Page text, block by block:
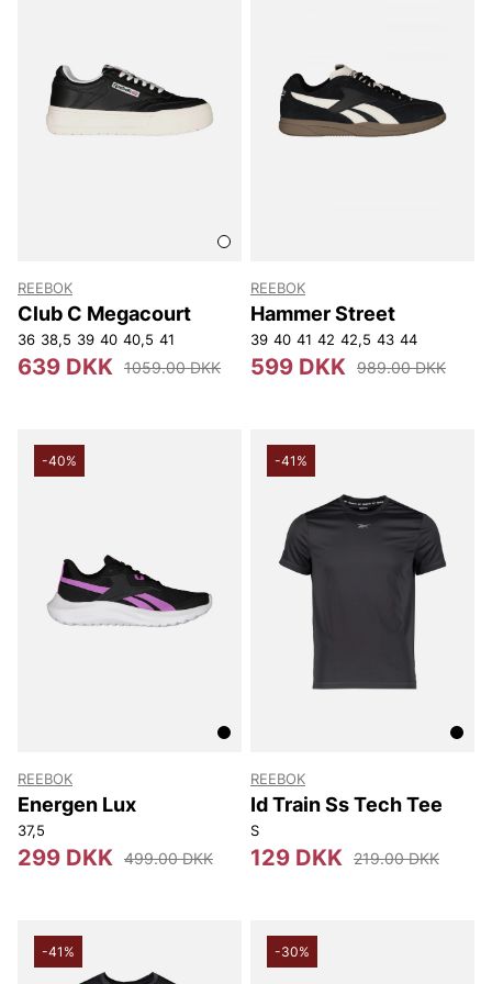
REEBOK
Club C Megacourt
36 38,5 39 40 40,5 41
639 DKK 1059.00 DKK
REEBOK
Hammer Street
39 40 41 42 42,5 43 44
599 DKK 989.00 DKK
-40%
REEBOK
Energen Lux
37,5
299 DKK 499.00 DKK
-41%
REEBOK
Id Train Ss Tech Tee
S
129 DKK 219.00 DKK
-41% -30%